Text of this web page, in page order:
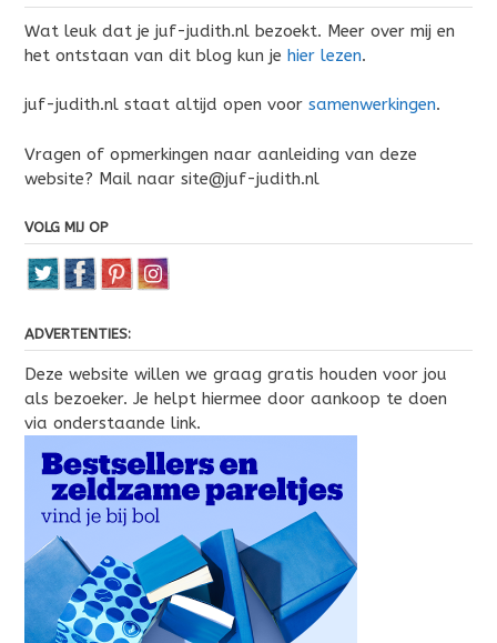
Wat leuk dat je juf-judith.nl bezoekt. Meer over mij en
het ontstaan van dit blog kun je hier lezen.
juf-judith.nl staat altijd open voor samenwerkingen.
Vragen of opmerkingen naar aanleiding van deze
website? Mail naar site@juf-judith.nl
VOLG MIJ OP
ADVERTENTIES:
Deze website willen we graag gratis houden voor jou
als bezoeker. Je helpt hiermee door aankoop te doen
via onderstaande link.